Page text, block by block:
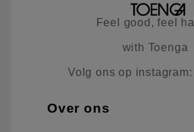
Feel good, feel
with Toenga
Volg ons op
Over ons